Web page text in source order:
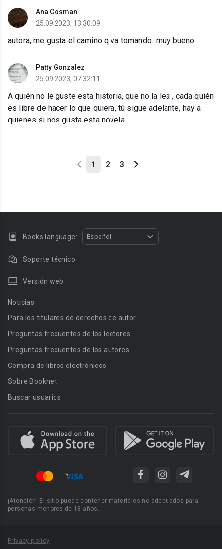
Ana Cosman
25.09.2023, 13:30:09
autora, me gusta el camino q va tomando...muy bueno
Patty Gonzalez
25.09.2023, 07:32:11
A quién no le guste esta historia, que no la lea , cada quién
es libre de hacer lo que quiera, tú sigue adelante, hay a
quienes si nos gusta esta novela.
1 2 3
Books language: Español
Soporte técnico
Versión web
Noticias
Para los titulares de derechos de autor
Preguntas frecuentes de los lectores
Preguntas frecuentes de los autores
Compra de libros electrónicos
Sobre Booknet
Buscar usuarios
¡Atención! El sitio puede contener materiales no adecuados para
personas menores de 18 años.
Privacy policy